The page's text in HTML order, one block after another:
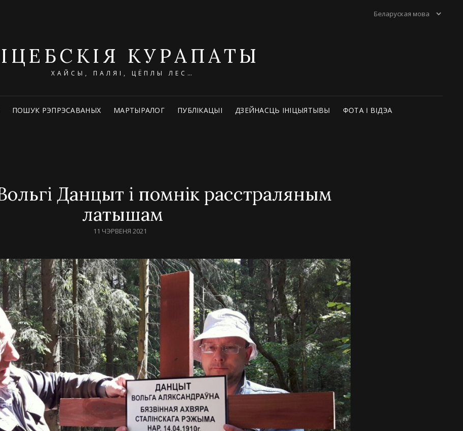
КУРАПАТЫ
ХАЙСЫ, ПАЛЯІ, ЦЁПЛЫ ЛЕС…
ПОШУК РЭПРЭСАВАНЫХ МАРТЫРАЛОГ ПУБЛІКАЦЫІ ДЗЕЙНАСЦЬ ІНІЦЫЯТЫВЫ ФОТА І ВІДЭА
Данцыт і помнік расстраляным
латышам
POSTED
11 ЧЭРВЕНЯ 2021